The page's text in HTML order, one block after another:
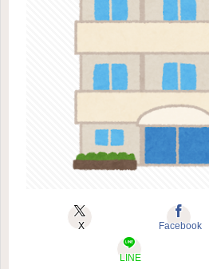
X Facebook
LINE